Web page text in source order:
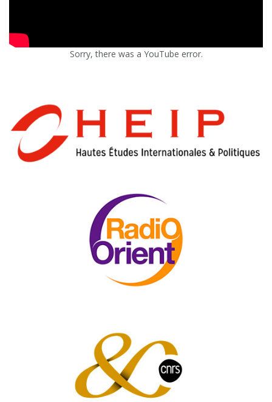
Sorry, there was a YouTube error.